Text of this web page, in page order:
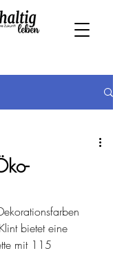
bietet eine
mit 115